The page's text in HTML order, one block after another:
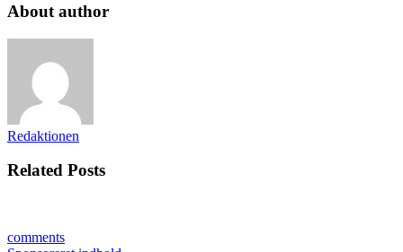
About author
Redaktionen
Related Posts
comments